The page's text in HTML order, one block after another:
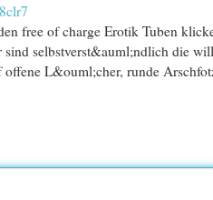
free of charge Erotik Tuben
selbstverst&auml;ndlich die
L&ouml;cher, runde